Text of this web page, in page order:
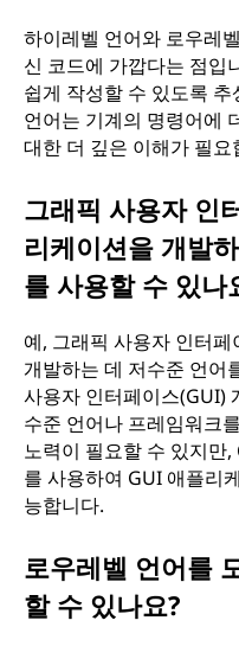
하이레벨 언어와 로우레
신 코드에 가깝다는 점입
쉽게 작성할 수 있도록
언어는 기계의 명령어에
대한 더 깊은 이해가 필요
그래픽 사용자 인
리케이션을 개발
를 사용할 수 있나
예, 그래픽 사용자 인터
개발하는 데 저수준 언어
사용자 인터페이스(GUI)
수준 언어나 프레임워크
노력이 필요할 수 있지만,
를 사용하여 GUI 애플리
능합니다.
로우레벨 언어를
할 수 있나요?